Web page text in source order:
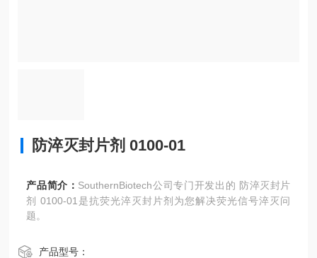
防淬灭封片剂 0100-01
产品简介： SouthernBiotech公司专门开发出的 防淬灭封片
剂 0100-01是抗荧光淬灭封片剂为您解决荧光信号淬灭问
题。
产品型号：